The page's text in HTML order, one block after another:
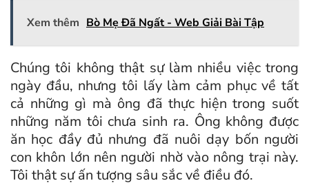
Xem thêm Bò Mẹ Đã Ngất - Web Giải Bài Tập
Chúng tôi không thật sự làm nhiều việc trong
ngày đầu, nhưng tôi lấy làm cảm phục về tất
cả những gì mà ông đã thực hiện trong suốt
những năm tôi chưa sinh ra. Ông không được
ăn học đầy đủ nhưng đã nuôi dạy bốn người
con khôn lớn nên người nhờ vào nông trại này.
Tôi thật sự ấn tượng sâu sắc về điều đó.